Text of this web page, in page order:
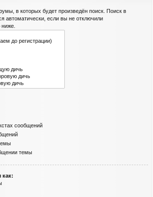
в которых будет произведён поиск. Поиск в
автоматически, если вы не отключили
сообщений
темы
как: